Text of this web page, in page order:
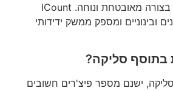
תקבולים ותשלומים בצורה מאובטחת ונוחה. ICount
ובינוניים ומספק ממשק ידידותי
בתוסף סליקה?
ישנם מספר פיצ'רים חשובים